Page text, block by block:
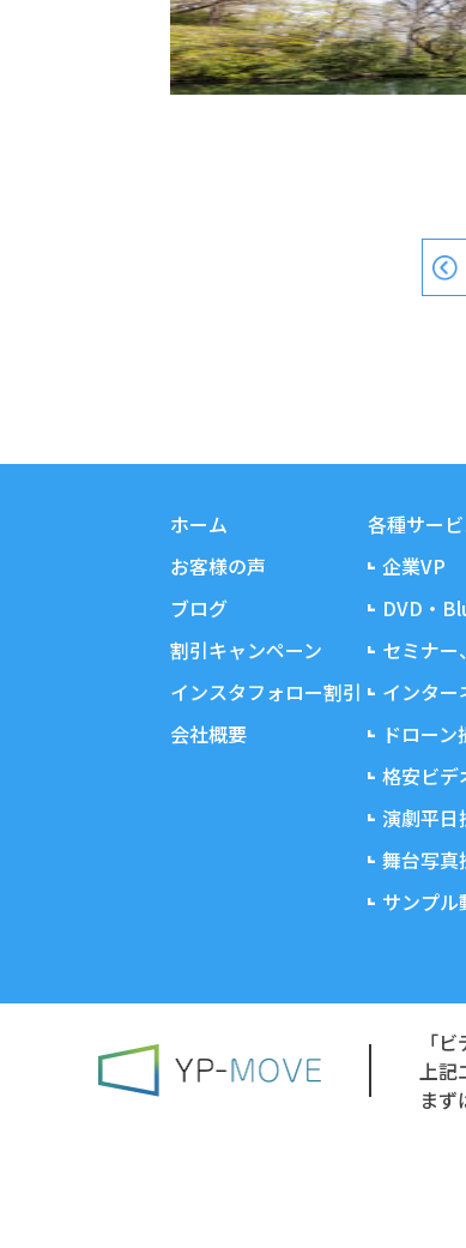
ホーム
お客様の声
ブログ
割引キャンペーン
インスタフォロー割引
会社概要
各種サービ
企業VP
DVD・
セミナー
インター
ドローン
格安ビデ
演劇平日
舞台写真
サンプル
「
上記
まず